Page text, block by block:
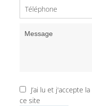
J’ai lu et j'accepte la
ce site